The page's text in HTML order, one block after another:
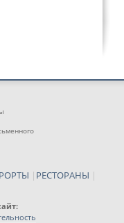
| РЕСТОРАНЫ |